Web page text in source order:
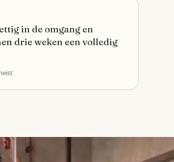
in de omgang en
drie weken een volledig